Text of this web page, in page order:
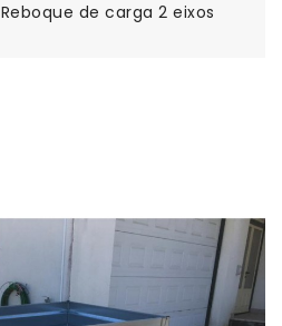
Reboque de carga 2 eixos